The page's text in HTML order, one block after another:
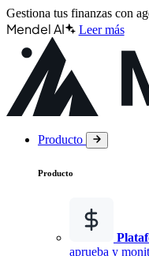
Gestiona tus finanzas con
Mendel AI Leer más
Producto
Producto
aprueba y